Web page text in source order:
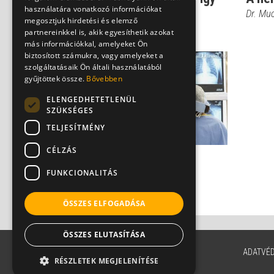
alakul ki a tüdőembólia
Dr. Mucsi János
Dr.
diagnosztizálása
Dr. Mucsi János
használatára vonatkozó információkat
megosztjuk hirdetési és elemző
partnereinkkel is, akik egyesíthetik azokat
más információkkal, amelyeket Ön
biztosított számukra, vagy amelyeket a
szolgáltatásaik Ön általi használatából
gyűjtöttek össze. Bővebben
ELENGEDHETETLENÜL
SZÜKSÉGES
TELJESÍTMÉNY
CÉLZÁS
FUNKCIONALITÁS
ÖSSZES ELFOGADÁSA
ÖSSZES ELUTASÍTÁSA
RÉSZLETEK MEGJELENÍTÉSE